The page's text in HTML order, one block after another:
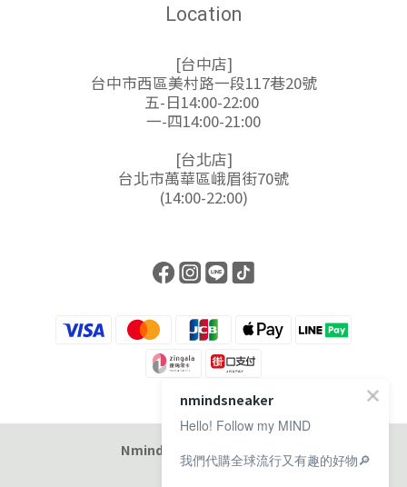
Location
[台中店]
台中市西區美村路一段117巷20號
五-日14:00-22:00
一-四14:00-21:00
[台北店]
台北市萬華區峨眉街70號
(14:00-22:00)
Nmind Sneaker 恩邁選貨店
nmindsneaker
Hello! Follow my MIND
我們代購全球流行又有趣的好物🔎